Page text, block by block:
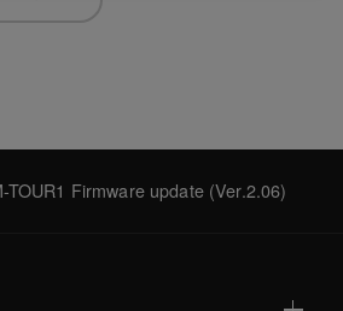
TOUR1 Firmware update (Ver.2.06)